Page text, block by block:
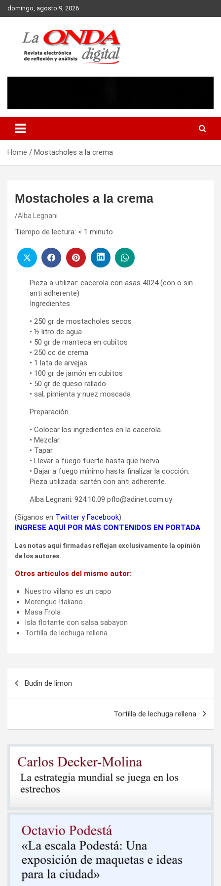
Skip
to
domingo, agosto 9, 2026
Home Mostacholes a la crema
Mostacholes a la crema
Alba Legnani
Tiempo de lectura: < 1 minuto
Pieza a utilizar: cacerola con asas 4024 (con o sin
anti adherente)
Ingredientes
• 250 gr de mostacholes secos
• ½ litro de agua
• 50 gr de manteca en cubitos
• 250 cc de crema
• 1 lata de arvejas
• 100 gr de jamón en cubitos
• 50 gr de queso rallado
• sal, pimienta y nuez moscada
Preparación
• Colocar los ingredientes en la cacerola.
• Mezclar.
• Tapar.
• Llevar a fuego fuerte hasta que hierva.
• Bajar a fuego mínimo hasta finalizar la cocción.
Pieza utilizada: sartén con anti adherente.
Alba Legnani: 924.10.09 pflo@adinet.com.uy
(Síganos en Twitter yFacebook)
INGRESE AQUÍ POR MÁS CONTENIDOS EN PORTADA
Las notas aquí firmadas reflejan exclusivamente la opinión
de los autores.
Otros artículos del mismo autor:
Nuestro villano es un capo
Merengue Italiano
Masa Frola
Isla flotante con salsa sabayon
Tortilla de lechuga rellena
Budin de limon
Tortilla de lechuga rellena